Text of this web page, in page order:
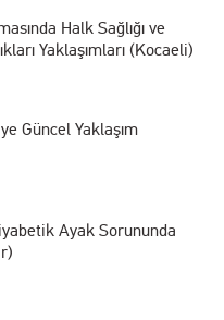
Halk Sağlığı ve
Yaklaşımları (Kocaeli)
Güncel Yaklaşım
Ayak Sorununda